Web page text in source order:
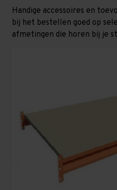
Handige accessoires en
bij het bestellen goed op
afmetingen die horen bij je